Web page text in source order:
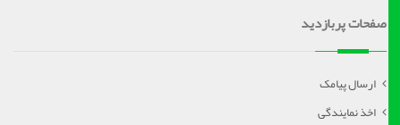
صفحات پربازدید
ارسال پیامک
اخذ نمایندگی